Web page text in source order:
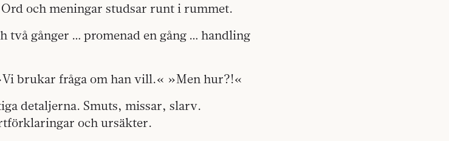
och meningar studsar runt i rummet.
två gånger … promenad en gång … handling
brukar fråga om han vill.« »Men hur?!«
detaljerna. Smuts, missar, slarv.
och ursäkter.